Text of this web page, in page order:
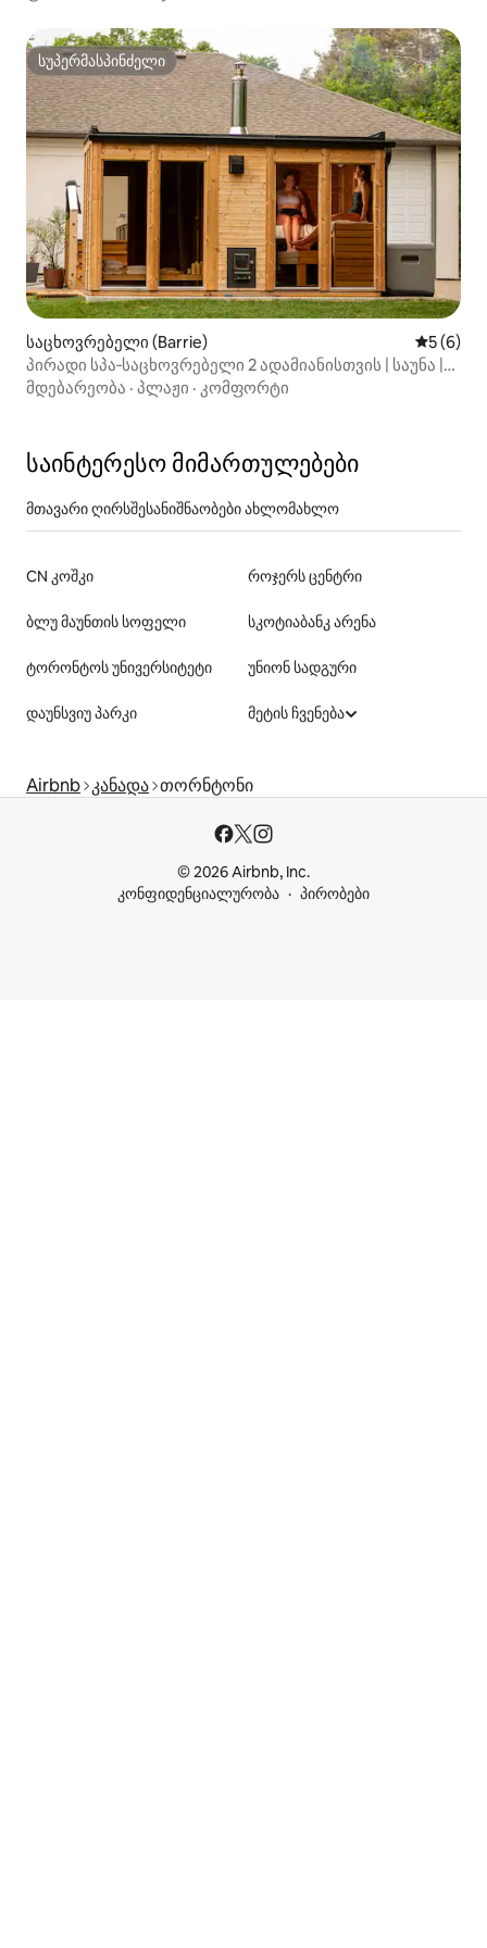
სუპერმასპინძელი
სუპერმასპინძელი
საცხოვრებელი (Barrie) საშუალო
5 (6)
პირადი სპა‑საცხოვრებელი 2 ადამიანისთვის | საუნა |
საცურაო სპა |
მდებარეობა · პლაჟი · კომფორტი
საინტერესო მიმართულებები
მთავარი ღირსშესანიშნაობები ახლომახლო
CN კოშკი როჯერს ცენტრი
ბლუ მაუნთის სოფელი სკოტიაბანკ არენა
ტორონტოს უნივერსიტეტი უნიონ სადგური
დაუნსვიუ პარკი მეტის ჩვენება
Airbnb კანადა თორნტონი
© 2026 Airbnb, Inc.
კონფიდენციალურობა
პირობები